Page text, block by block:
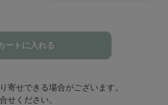
ートに入れる
寄せできる場合がございます。
せください。